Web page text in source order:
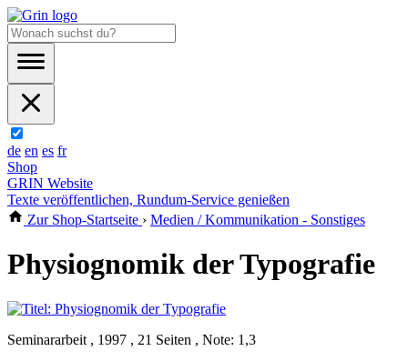
de en es fr
Shop
GRIN Website
Texte veröffentlichen, Rundum-Service genießen
Zur Shop-Startseite › Medien / Kommunikation - Sonstiges
Physiognomik der Typografie
Seminararbeit , 1997 , 21 Seiten , Note: 1,3